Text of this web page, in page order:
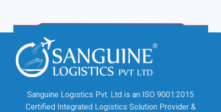
Sanguine Logistics Pvt. Ltd is an ISO 9001:2015
Certified Integrated Logistics Solution Provider &